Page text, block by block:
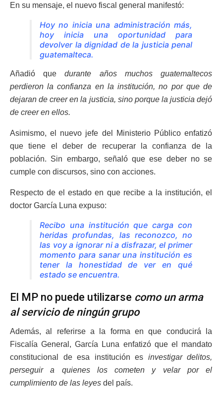
En su mensaje, el nuevo fiscal general manifestó:
Hoy no inicia una administración más,
hoy inicia una oportunidad para
devolver la dignidad de la justicia penal
guatemalteca.
Añadió quedurante años muchos guatemaltecos
perdieron la confianza en la institución, no por que de
dejaran de creer en la justicia, sino porque la justicia dejó
de creer en ellos.
Asimismo, el nuevo jefe del Ministerio Público enfatizó
que tiene el deber de recuperar la confianza de la
población. Sin embargo, señaló que ese deber no se
cumple con discursos, sino con acciones.
Respecto de el estado en que recibe a la institución, el
doctor García Luna expuso:
Recibo una institución que carga con
heridas profundas, las reconozco, no
las voy a ignorar ni a disfrazar, el primer
momento para sanar una institución es
tener la honestidad de ver en qué
estado se encuentra.
El MP no puede utilizarse como un arma
al servicio de ningún grupo
Además, al referirse a la forma en que conducirá la
Fiscalía General, García Luna enfatizó que el mandato
constitucional de esa institución es investigar delitos,
perseguir a quienes los cometen y velar por el
cumplimiento de las leyes del país.